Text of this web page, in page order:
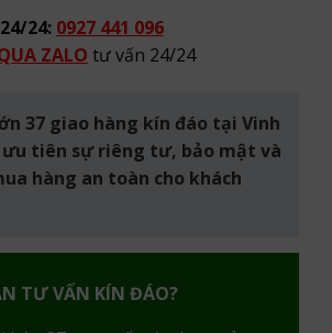
24: 0927 441 096
ZALO tư vấn 24/24
37 giao hàng kín đáo tại Vinh
tiên sự riêng tư, bảo mật và
hàng an toàn cho khách
TƯ VẤN KÍN ĐÁO?